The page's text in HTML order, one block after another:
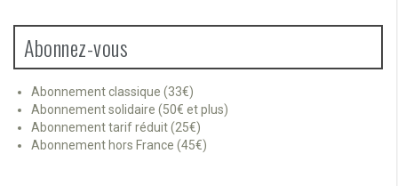
Abonnez-vous
Abonnement classique (33€)
Abonnement solidaire (50€ et plus)
Abonnement tarif réduit (25€)
Abonnement hors France (45€)